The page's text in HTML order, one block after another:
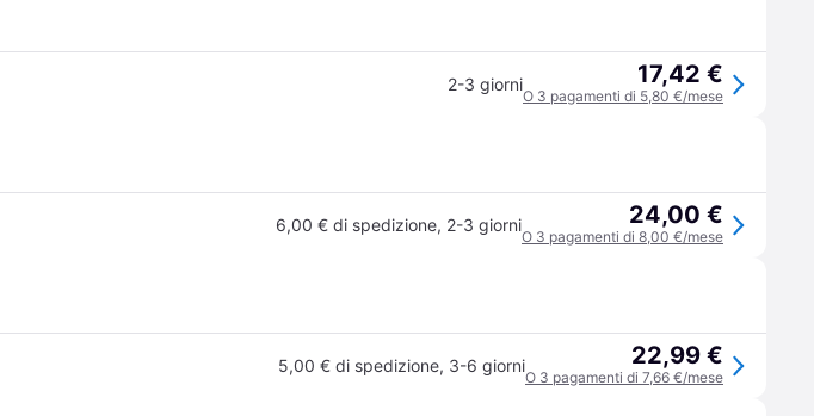
2-3 giorni 17,42 €
O 3 pagamenti di 5,80 €/mese
6,00 € di spedizione, 2-3 giorni 24,00 €
O 3 pagamenti di 8,00 €/mese
5,00 € di spedizione, 3-6 giorni 22,99 €
O 3 pagamenti di 7,66 €/mese